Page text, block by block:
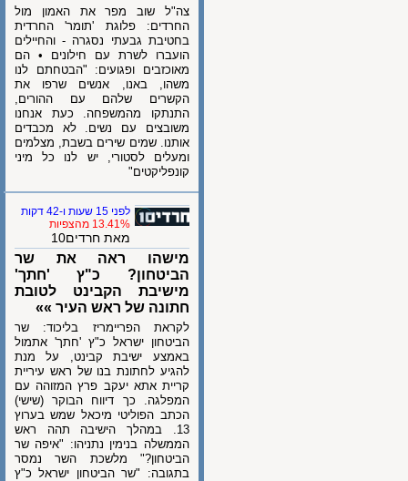
צה"ל שוב מפר את האמון מול
החרדים: פלוגת 'תומר' החרדית
בחטיבת גבעתי נסגרה - והחיילים
הועברו לשרת עם חילונים • הם
מאוכזבים ופגועים: "הבטחתם לנו
משהו, באנו, אנשים שרפו את
הקשרים שלהם עם ההורים,
התנתקו מהמשפחה. כעת אנחנו
משובצים עם נשים. לא מכבדים
אותנו. שמים שירים בשבת, מצלמים
ומעלים לסטורי, יש לנו כל מיני
קונפליקטים"
לפני 15 שעות ו-42 דקות
13.41% מהצפיות
מאת חרדים10
מישהו ראה את שר
הביטחון? כ"ץ 'חתך'
מישיבת הקבינט לטובת
חתונה של ראש העיר »»
לקראת הפריימריז בליכוד: שר
הביטחון ישראל כ"ץ 'חתך' אתמול
באמצע ישיבת קבינט, על מנת
להגיע לחתונת בנו של ראש עיריית
קריית אתא יעקב פרץ המזוהה עם
המפלגה. כך דיווח הבוקר (שישי)
הכתב הפוליטי מיכאל שמש בערוץ
13. במהלך הישיבה תהה ראש
הממשלה בנימין נתניהו: "איפה שר
הביטחון?" מלשכת השר נמסר
בתגובה: "שר הביטחון ישראל כ"ץ